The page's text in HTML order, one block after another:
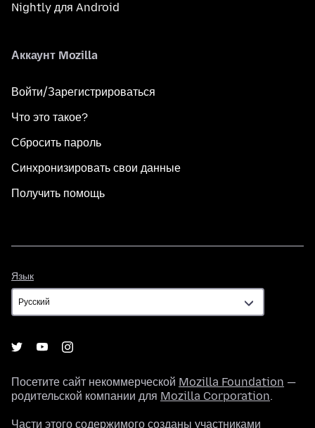
Nightly для Android
Аккаунт Mozilla
Войти/Зарегистрироваться
Что это такое?
Сбросить пароль
Синхронизировать свои данные
Получить помощь
Язык
Посетите сайт некоммерческой Mozilla Foundation —
родительской компании для Mozilla Corporation.
Части этого содержимого созданы участниками